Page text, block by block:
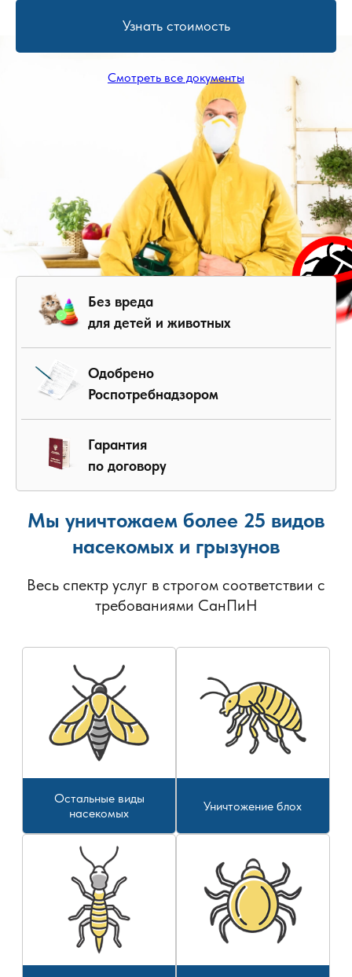
Узнать стоимость
Смотреть все документы
Без вреда
для детей и животных
Одобрено
Роспотребнадзором
Гарантия
по договору
Мы уничтожаем более 25 видов
насекомых и грызунов
Весь спектр услуг в строгом соответствии с
требованиями СанПиН
Остальные виды
насекомых
Уничтожение блох